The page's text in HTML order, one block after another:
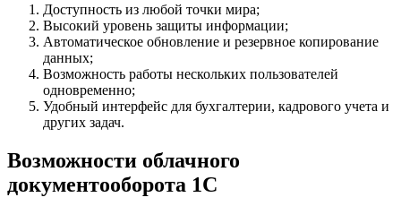
Доступность из любой точки мира;
Высокий уровень защиты информации;
Автоматическое обновление и резервное копирование
данных;
Возможность работы нескольких пользователей
одновременно;
Удобный интерфейс для бухгалтерии, кадрового учета и
других задач.
Возможности облачного
документооборота 1С